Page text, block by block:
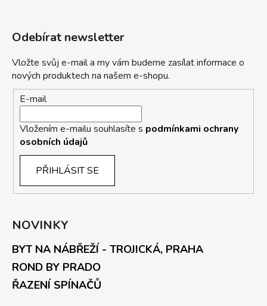
Odebírat newsletter
Vložte svůj e-mail a my vám budeme zasílat informace o
nových produktech na našem e-shopu.
E-mail
Vložením e-mailu souhlasíte s podmínkami ochrany
osobních údajů
PŘIHLÁSIT SE
NOVINKY
BYT NA NÁBŘEŽÍ - TROJICKÁ, PRAHA
ROND BY PRADO
ŘAZENÍ SPÍNAČŮ